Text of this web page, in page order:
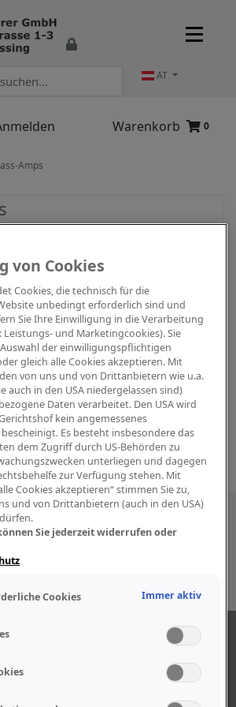
Warenkorb 0
AT
Amps
uns auch in den sozialen
Medien
von Cookies
Cookies, die technisch für die
unbedingt erforderlich sind und
Sie Ihre Einwilligung in die Verarbeitung
Leistungs- und Marketingcookies). Sie
der einwilligungspflichtigen
gleich alle Cookies akzeptieren. Mit
von uns und von Drittanbietern wie u.a.
auch in den USA niedergelassen sind)
Daten verarbeitet. Den USA wird
kein angemessenes
Es besteht insbesondere das
dem Zugriff durch US-Behörden zu
unterliegen und dagegen
zur Verfügung stehen. Mit
Cookies akzeptieren“ stimmen Sie zu,
und von Drittanbietern (auch in den USA)
Sie jederzeit widerrufen oder
Cookies Immer aktiv